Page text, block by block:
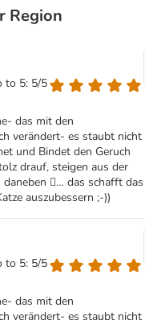
Region
to 5: 5/5
das mit den
verändert- es staubt nicht
und Bindet den Geruch
drauf, steigen aus der
🫩… das schafft das
auszubessern ;-))
to 5: 5/5
das mit den
verändert- es staubt nicht